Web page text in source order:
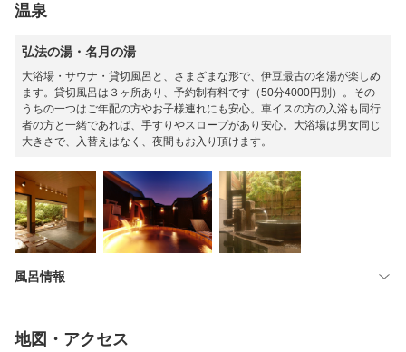
温泉
弘法の湯・名月の湯
大浴場・サウナ・貸切風呂と、さまざまな形で、伊豆最古の名湯が楽しめ
ます。貸切風呂は３ヶ所あり、予約制有料です（50分4000円別）。その
うちの一つはご年配の方やお子様連れにも安心。車イスの方の入浴も同行
者の方と一緒であれば、手すりやスロープがあり安心。大浴場は男女同じ
大きさで、入替えはなく、夜間もお入り頂けます。
風呂情報
地図・アクセス